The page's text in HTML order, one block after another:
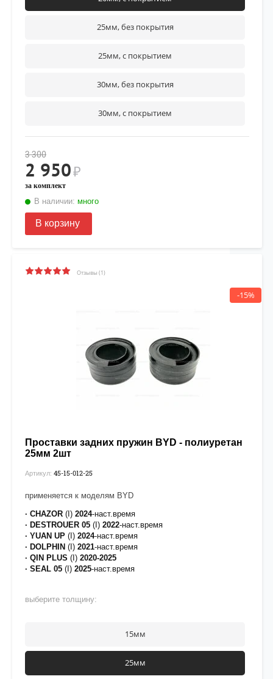
25мм, без покрытия
25мм, с покрытием
30мм, без покрытия
30мм, с покрытием
3 300
2 950₽
за комплект
В наличии: много
В корзину
Отзывы (1)
-15%
Проставки задних пружин BYD - полиуретан
25мм 2шт
Артикул: 45-15-012-25
применяется к моделям BYD
· CHAZOR (I) 2024-наст.время
· DESTROUER 05 (I) 2022-наст.время
· YUAN UP (I) 2024-наст.время
· DOLPHIN (I) 2021-наст.время
· QIN PLUS (I) 2020-2025
· SEAL 05 (I) 2025-наст.время
выберите толщину:
15мм
25мм